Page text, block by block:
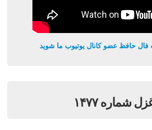
فال حافظ عضو کانال یوتیوب ما شوید
شماره ۱۴۷۷